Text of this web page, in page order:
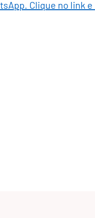
Clique no link